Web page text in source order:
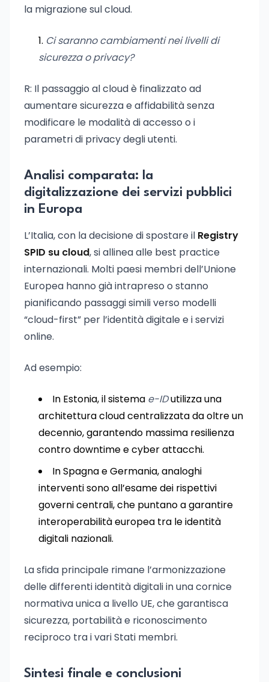
la migrazione sul cloud.
Ci saranno cambiamenti nei livelli di
sicurezza o privacy?
R: Il passaggio al cloud è finalizzato ad
aumentare sicurezza e affidabilità senza
modificare le modalità di accesso o i
parametri di privacy degli utenti.
Analisi comparata: la
digitalizzazione dei servizi pubblici
in Europa
L’Italia, con la decisione di spostare il Registry
SPID su cloud, si allinea alle best practice
internazionali. Molti paesi membri dell’Unione
Europea hanno già intrapreso o stanno
pianificando passaggi simili verso modelli
“cloud-first” per l’identità digitale e i servizi
online.
Ad esempio:
In Estonia, il sistema e-IDutilizza una
architettura cloud centralizzata da oltre un
decennio, garantendo massima resilienza
contro downtime e cyber attacchi.
In Spagna e Germania, analoghi
interventi sono all’esame dei rispettivi
governi centrali, che puntano a garantire
interoperabilità europea tra le identità
digitali nazionali.
La sfida principale rimane l’armonizzazione
delle differenti identità digitali in una cornice
normativa unica a livello UE, che garantisca
sicurezza, portabilità e riconoscimento
reciproco tra i vari Stati membri.
Sintesi finale e conclusioni